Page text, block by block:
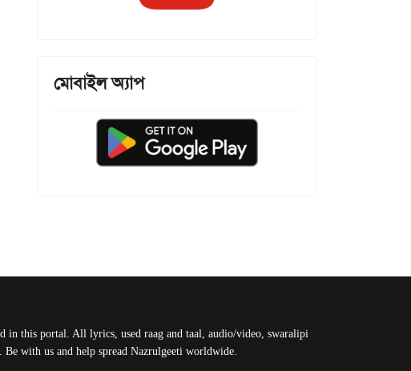
মোবাইল অ্যাপ
this portal. All lyrics, used raag and taal, audio/video, swaralipi
with us and help spread Nazrulgeeti worldwide.